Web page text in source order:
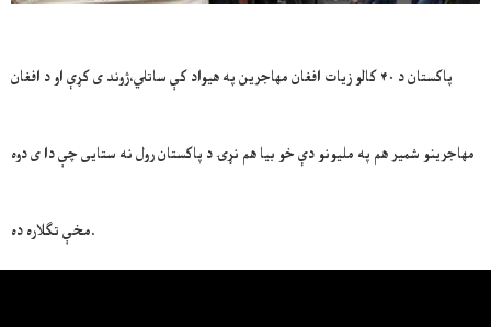
پاکستان د ۴۰ کالو زیات افغان مهاجرین په هیواد کې ساتلي،ژوند ی کړې او د افغان
مهاجرینو شمیر هم په ملیونو دې خو بیا هم نړۍ د پاکستان رول نه ستایی چې دا ی دوه
مخې تګلاره ده.